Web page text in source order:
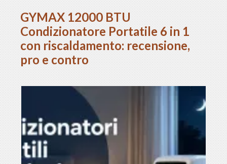
GYMAX 12000 BTU
Condizionatore Portatile 6 in 1
con riscaldamento: recensione,
pro e contro